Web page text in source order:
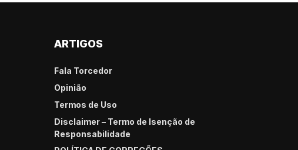
ARTIGOS
Fala Torcedor
Opinião
Termos de Uso
Disclaimer – Termo de Isenção de
Responsabilidade